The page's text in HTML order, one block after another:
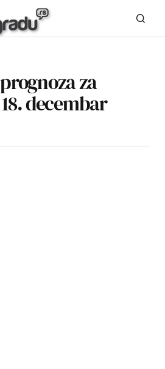
za
decembar